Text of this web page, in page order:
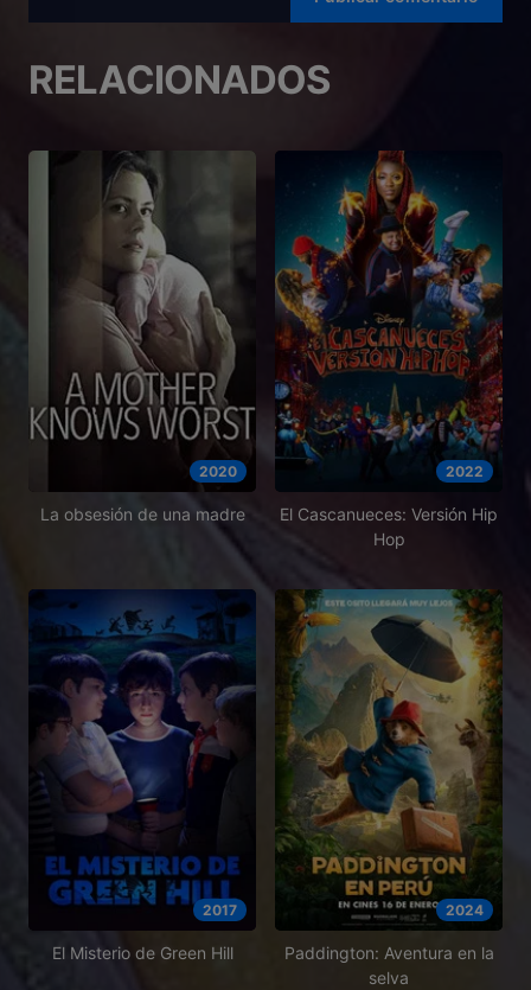
RELACIONADOS
2020
La obsesión de una madre
2022
El Cascanueces: Versión Hip
Hop
2017
El Misterio de Green Hill
2024
Paddington: Aventura en la
selva